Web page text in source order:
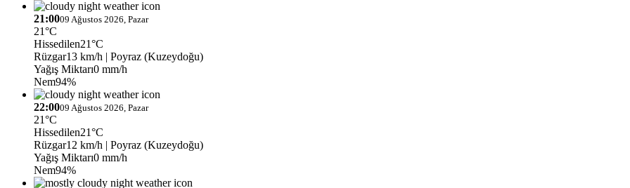
21:0009 Ağustos 2026, Pazar
21°C
Hissedilen21°C
Rüzgar13 km/h | Poyraz (Kuzeydoğu)
Yağış Miktarı0 mm/h
Nem94%
22:0009 Ağustos 2026, Pazar
21°C
Hissedilen21°C
Rüzgar12 km/h | Poyraz (Kuzeydoğu)
Yağış Miktarı0 mm/h
Nem94%